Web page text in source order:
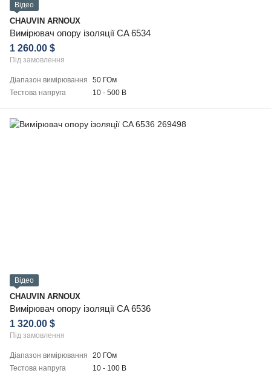
Відео
CHAUVIN ARNOUX
Вимірювач опору ізоляції CA 6534
1 260.00 $
Під замовлення
Діапазон вимірювання
50 ГОм
Тестова напруга
10 - 500 В
Відео
CHAUVIN ARNOUX
Вимірювач опору ізоляції CA 6536
1 320.00 $
Під замовлення
Діапазон вимірювання
20 ГОм
Тестова напруга
10 - 100 В